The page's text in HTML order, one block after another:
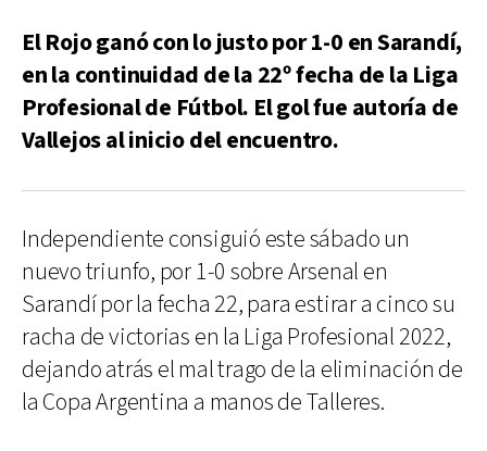
El Rojo ganó con lo justo por 1-0 en Sarandí,
en la continuidad de la 22º fecha de la Liga
Profesional de Fútbol. El gol fue autoría de
Vallejos al inicio del encuentro.
Independiente consiguió este sábado un
nuevo triunfo, por 1-0 sobre Arsenal en
Sarandí por la fecha 22, para estirar a cinco su
racha de victorias en la Liga Profesional 2022,
dejando atrás el mal trago de la eliminación de
la Copa Argentina a manos de Talleres.